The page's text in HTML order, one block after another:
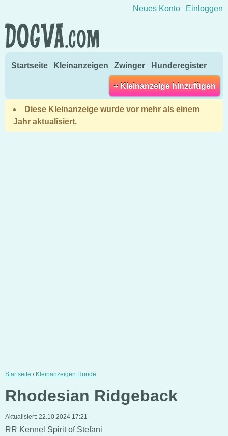
Direkt zum Inhalt wechseln
Neues Konto Einloggen
Startseite Kleinanzeigen Zwinger Hunderegister
+ Kleinanzeige hinzufügen
Diese Kleinanzeige wurde vor mehr als einem
Jahr aktualisiert.
Startseite / Kleinanzeigen Hunde
Rhodesian Ridgeback
Aktualisiert: 22.10.2024 17:21
RR Kennel Spirit of Stefani